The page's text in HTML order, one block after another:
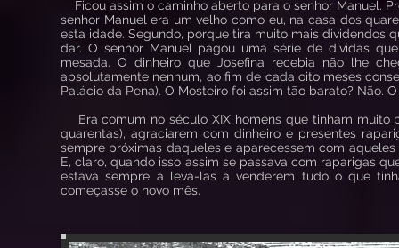
Ficou assim o caminho aberto para o senhor Manuel.
senhor Manuel era um velho como eu, na casa dos
esta idade. Segundo, porque tira muito mais dividendos
dar. O senhor Manuel pagou uma série de dívidas
mesada. O dinheiro que Josefina recebia não lhe
absolutamente nenhum, ao fim de cada oito meses
Palácio da Pena). O Mosteiro foi assim tão barato? Não.
Era comum no século XIX homens que tinham muito
quarentas), agraciarem com dinheiro e presentes
sempre próximas daqueles e aparecessem com
E, claro, quando isso assim se passava com raparigas
estava sempre a levá-las a venderem tudo o que
começasse o novo mês.